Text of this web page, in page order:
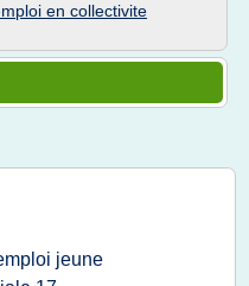
en collectivite
jeune